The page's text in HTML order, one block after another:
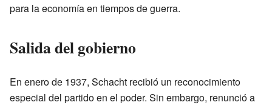
para la economía en tiempos de guerra.
Salida del gobierno
En enero de 1937, Schacht recibió un reconocimiento
especial del partido en el poder. Sin embargo, renunció a